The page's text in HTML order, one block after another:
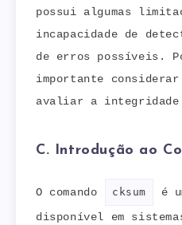
possui algumas
incapacidade de
de erros possíveis.
importante
avaliar a integridade
C. Introdução ao
O comando cksum
é
disponível em